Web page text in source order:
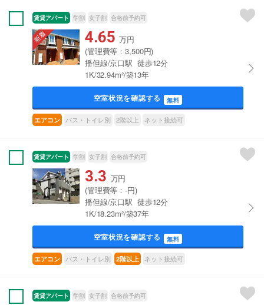
賃貸アパート 学割 女子割 合格前予約可
4.65 万円
(管理費等：3,500円)
播但線/京口駅 徒歩12分
1K/32.94m²/築13年
空室状況を確認する 無料
エアコン バス・トイレ別 2階以上 ネット接続可
賃貸アパート 学割 女子割 合格前予約可
3.3 万円
(管理費等：-円)
播但線/京口駅 徒歩12分
1K/18.23m²/築37年
空室状況を確認する 無料
エアコン バス・トイレ別 2階以上 ネット接続可
賃貸アパート 学割 女子割 合格前予約可